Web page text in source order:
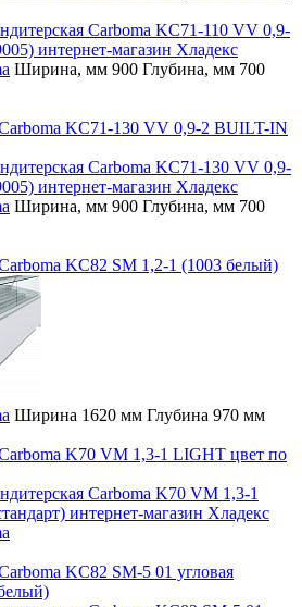
Ширина, мм 900 Глубина, мм 700
KC71-130 VV 0,9-2 BUILT-IN
Ширина, мм 900 Глубина, мм 700
KC82 SM 1,2-1 (1003 белый)
Ширина 1620 мм Глубина 970 мм
K70 VM 1,3-1 LIGHT цвет по
KC82 SM-5 01 угловая